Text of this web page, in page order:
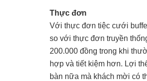
Thực đơn
Với thực đơn tiệc cưới
so với thực đơn truyền
200.000 đồng trong khi
hợp và tiết kiệm hơn. Lợi
bàn nữa mà khách mời có